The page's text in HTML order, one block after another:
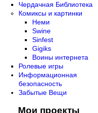
Чердачная Библиотека
Комиксы и картинки
Неми
Swine
Sinfest
Gigiks
Воины интернета
Ролевые игры
Информационная
безопасность
Забытые Вещи
Мои проекты